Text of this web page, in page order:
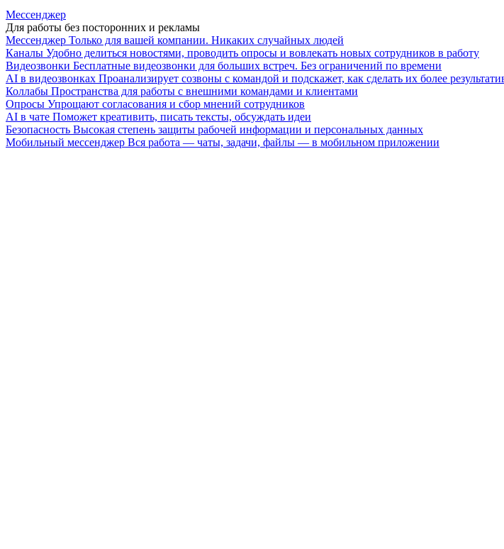
Мессенджер
Для работы без посторонних и рекламы
Мессенджер Только для вашей компании. Никаких случайных людей
Каналы Удобно делиться новостями, проводить опросы и вовлекать новых сотрудников в работу
Видеозвонки Бесплатные видеозвонки для больших встреч. Без ограничений по времени
AI в видеозвонках Проанализирует созвоны с командой и подскажет, как сделать их более
Коллабы Пространства для работы с внешними командами и клиентами
Опросы Упрощают согласования и сбор мнений сотрудников
AI в чате Поможет креативить, писать тексты, обсуждать идеи
Безопасность Высокая степень защиты рабочей информации и персональных данных
Мобильный мессенджер Вся работа — чаты, задачи, файлы — в мобильном приложении